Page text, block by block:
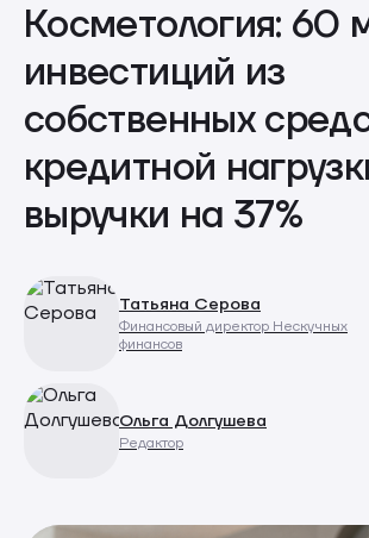
Косметология: 60
инвестиций из
собственных
кредитной
выручки на 37%
Татьяна Серова
Финансовый директор Нескучных
финансов
Ольга Долгушева
Редактор